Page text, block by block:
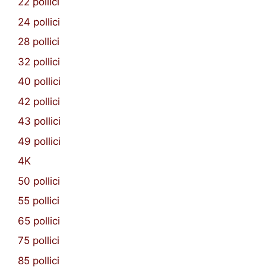
24 pollici
28 pollici
32 pollici
40 pollici
42 pollici
43 pollici
49 pollici
4K
50 pollici
55 pollici
65 pollici
75 pollici
85 pollici